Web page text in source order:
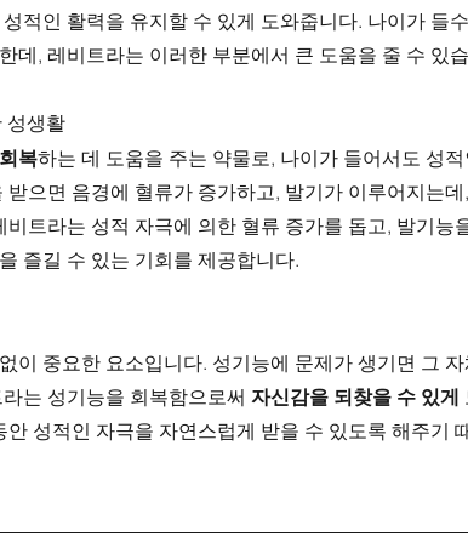
적인 활력을 유지할 수 있게 도와줍니다. 나이가 들
데, 레비트라는 이러한 부분에서 큰 도움을 줄 수 있
성생활
복하는 데 도움을 주는 약물로, 나이가 들어서도 성
으면 음경에 혈류가 증가하고, 발기가 이루어지는
트라는 성적 자극에 의한 혈류 증가를 돕고, 발기능
즐길 수 있는 기회를 제공합니다.
이 중요한 요소입니다. 성기능에 문제가 생기면 그
는 성기능을 회복함으로써 자신감을 되찾을 수 있게
안 성적인 자극을 자연스럽게 받을 수 있도록 해주기